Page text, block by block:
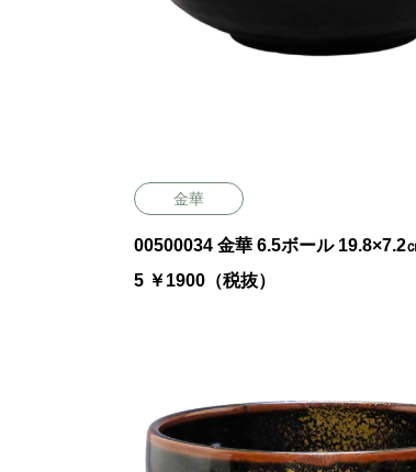
金華
00500034 金華 6.5ボール 19.8×7.2
5 ￥1900（税抜）